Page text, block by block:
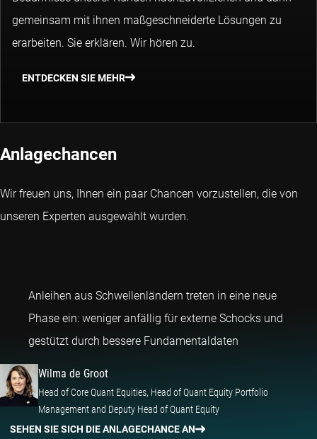
gemeinsam mit ihnen maßgeschneiderte Lösungen zu
erarbeiten. Sie erklären. Wir hören zu.
ENTDECKEN SIE MEHR
Anlagechancen
Wir freuen uns, Ihnen ein paar Chancen vorzustellen, die von
unseren Experten ausgewählt wurden.
Anleihen aus Schwellenländern treten in eine neue
Phase ein: weniger anfällig für externe Schocks und
gestützt durch bessere Fundamentaldaten
Wilma de Groot
Head of Core Quant Equities, Head of Quant Equity Portfolio
Management and Deputy Head of Quant Equity
SEHEN SIE SICH DIE ANLAGECHANCE AN